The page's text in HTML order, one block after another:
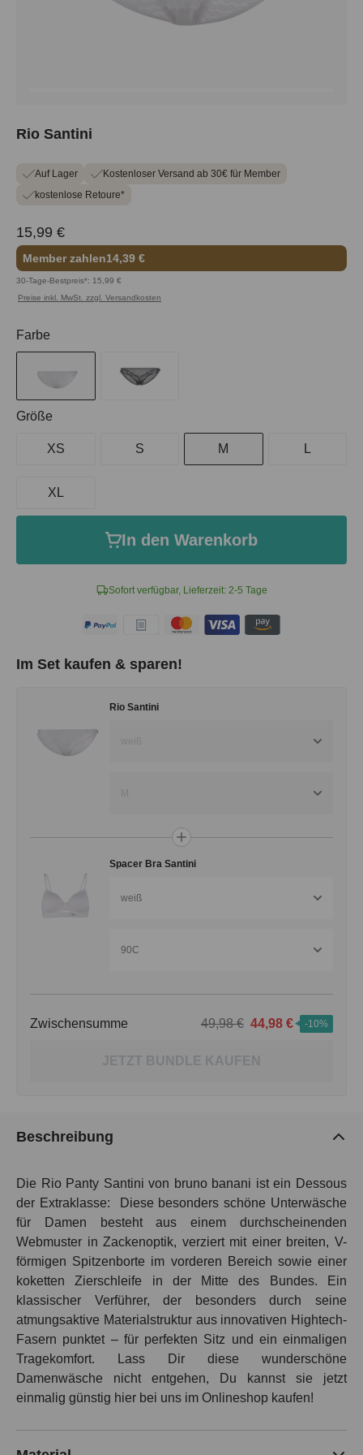
Rio Santini
Auf Lager
Kostenloser Versand ab 30€ für Member
kostenlose Retoure*
15,99 €
Member zahlen14,39 €
30-Tage-Bestpreis*: 15,99 €
Preise inkl. MwSt. zzgl. Versandkosten
Sofort verfügbar, Lieferzeit: 2-5 Tage
Farbe
Größe
XS S M L
XL
In den Warenkorb
Im Set kaufen & sparen!
Rio Santini
weiß
Spacer Bra Santini
weiß
90C
Zwischensumme 49,98 € 44,98 € -10%
JETZT BUNDLE KAUFEN
Beschreibung
Die Rio Panty Santini von bruno banani ist ein Dessous
der Extraklasse:
Diese besonders schöne Unterwäsche
für Damen besteht aus einem durchscheinenden
Webmuster in Zackenoptik, verziert mit einer breiten, V-
förmigen Spitzenborte im vorderen Bereich sowie einer
koketten Zierschleife in der Mitte des Bundes. Ein
klassischer Verführer, der besonders durch seine
atmungsaktive Materialstruktur aus innovativen Hightech-
Fasern punktet – für perfekten Sitz und ein einmaligen
Tragekomfort. Lass Dir diese wunderschöne
Damenwäsche nicht entgehen, Du kannst sie jetzt
einmalig günstig hier bei uns im Onlineshop kaufen!